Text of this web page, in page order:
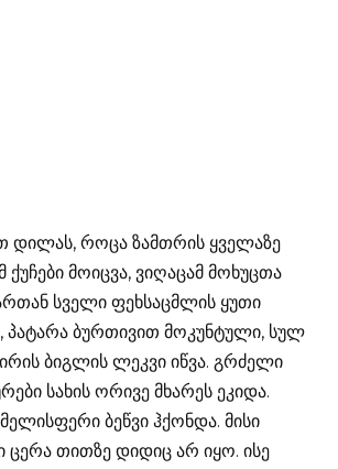
დილას, როცა ზამთრის ყველაზე
ქუჩები მოიცვა, ვიღაცამ მოხუცთა
სველი ფეხსაცმლის ყუთი
პატარა ბურთივით მოკუნტული, სულ
ბიგლის ლეკვი იწვა. გრძელი
სახის ორივე მხარეს ეკიდა.
ბეწვი ჰქონდა. მისი
ცერა თითზე დიდიც არ იყო. ისე